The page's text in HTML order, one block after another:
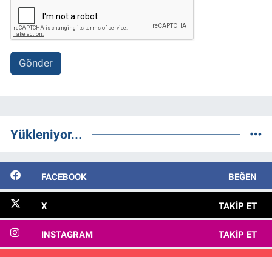
Gönder
Yükleniyor...
FACEBOOK BEĞEN
X TAKIP ET
INSTAGRAM TAKIP ET